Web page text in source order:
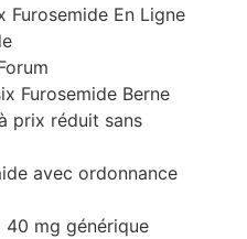
Furosemide En Ligne
Furosemide Berne
prix réduit sans
avec ordonnance
40 mg générique